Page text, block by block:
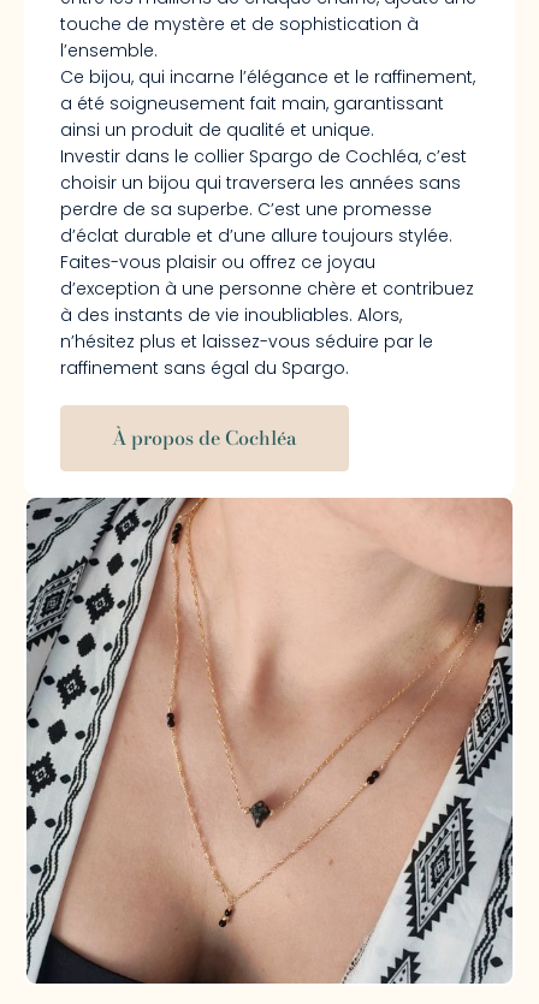
touche de mystère et de sophistication à
l’ensemble.
Ce bijou, qui incarne l’élégance et le raffinement,
a été soigneusement fait main, garantissant
ainsi un produit de qualité et unique.
Investir dans le collier Spargo de Cochléa, c’est
choisir un bijou qui traversera les années sans
perdre de sa superbe. C’est une promesse
d’éclat durable et d’une allure toujours stylée.
Faites-vous plaisir ou offrez ce joyau
d’exception à une personne chère et contribuez
à des instants de vie inoubliables. Alors,
n’hésitez plus et laissez-vous séduire par le
raffinement sans égal du Spargo.
À propos de Cochléa